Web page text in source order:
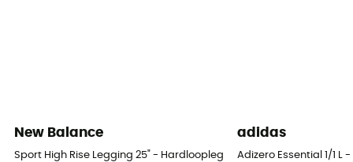
New Balance
Sport High Rise Legging 25" - Hardlooplegging - Dames
adidas
Adizero Essential 1/1